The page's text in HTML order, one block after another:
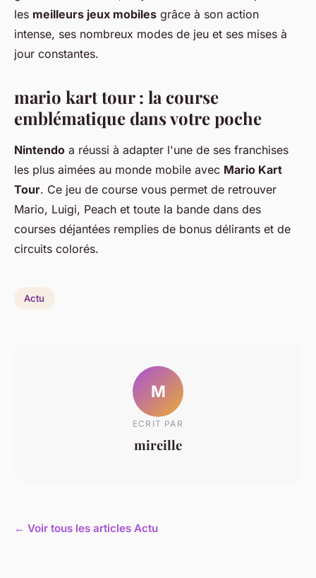
les meilleurs jeux mobiles grâce à son action
intense, ses nombreux modes de jeu et ses mises à
jour constantes.
mario kart tour: la course
emblématique dans votre poche
Nintendo a réussi à adapter l'une de ses franchises
les plus aimées au monde mobile avec Mario Kart
Tour. Ce jeu de course vous permet de retrouver
Mario, Luigi, Peach et toute la bande dans des
courses déjantées remplies de bonus délirants et de
circuits colorés.
Actu
M
ECRIT PAR
mireille
← Voir tous les articles Actu